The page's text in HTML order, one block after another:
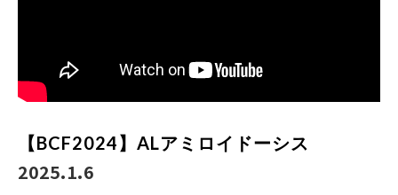
【BCF2024】ALアミロイドーシス
2025.1.6